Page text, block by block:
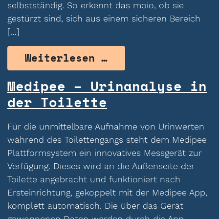
selbstständig. So erkennt das moio, ob sie
gestürzt sind, sich aus einem sicheren Bereich
[…]
Weiterlesen …from moio.care –
Medipee – Urinanalyse in
der Toilette
Für die unmittelbare Aufnahme von Urinwerten
während des Toilettengangs steht dem Medipee
Plattformsystem ein innovatives Messgerät zur
Verfügung. Dieses wird an die Außenseite der
Toilette angebracht und funktioniert nach
Ersteinrichtung, gekoppelt mit der Medipee App,
komplett automatisch. Die über das Gerät